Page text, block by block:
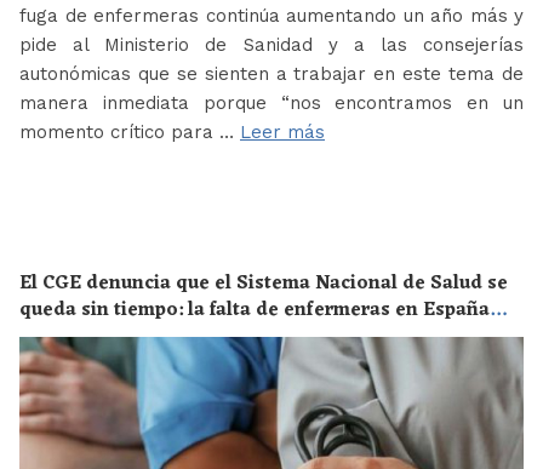
fuga de enfermeras continúa aumentando un año más y
pide al Ministerio de Sanidad y a las consejerías
autonómicas que se sienten a trabajar en este tema de
manera inmediata porque “nos encontramos en un
momento crítico para … Leer más
El CGE denuncia que el Sistema Nacional de Salud se
queda sin tiempo: la falta de enfermeras en España
supone un riesgo enorme para la salud de toda la
población